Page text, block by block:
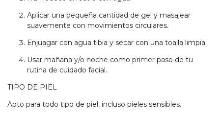
Aplicar una pequeña cantidad de gel y masajear
suavemente con movimientos circulares.
Enjuagar con agua tibia y secar con una toalla limpia.
Usar mañana y/o noche como primer paso de tu
rutina de cuidado facial.
TIPO DE PIEL
Apto para todo tipo de piel, incluso pieles sensibles.